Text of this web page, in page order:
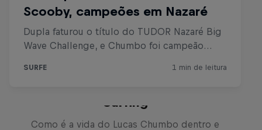
Surfing
Como é a vida do Lucas Chumbo dentro e